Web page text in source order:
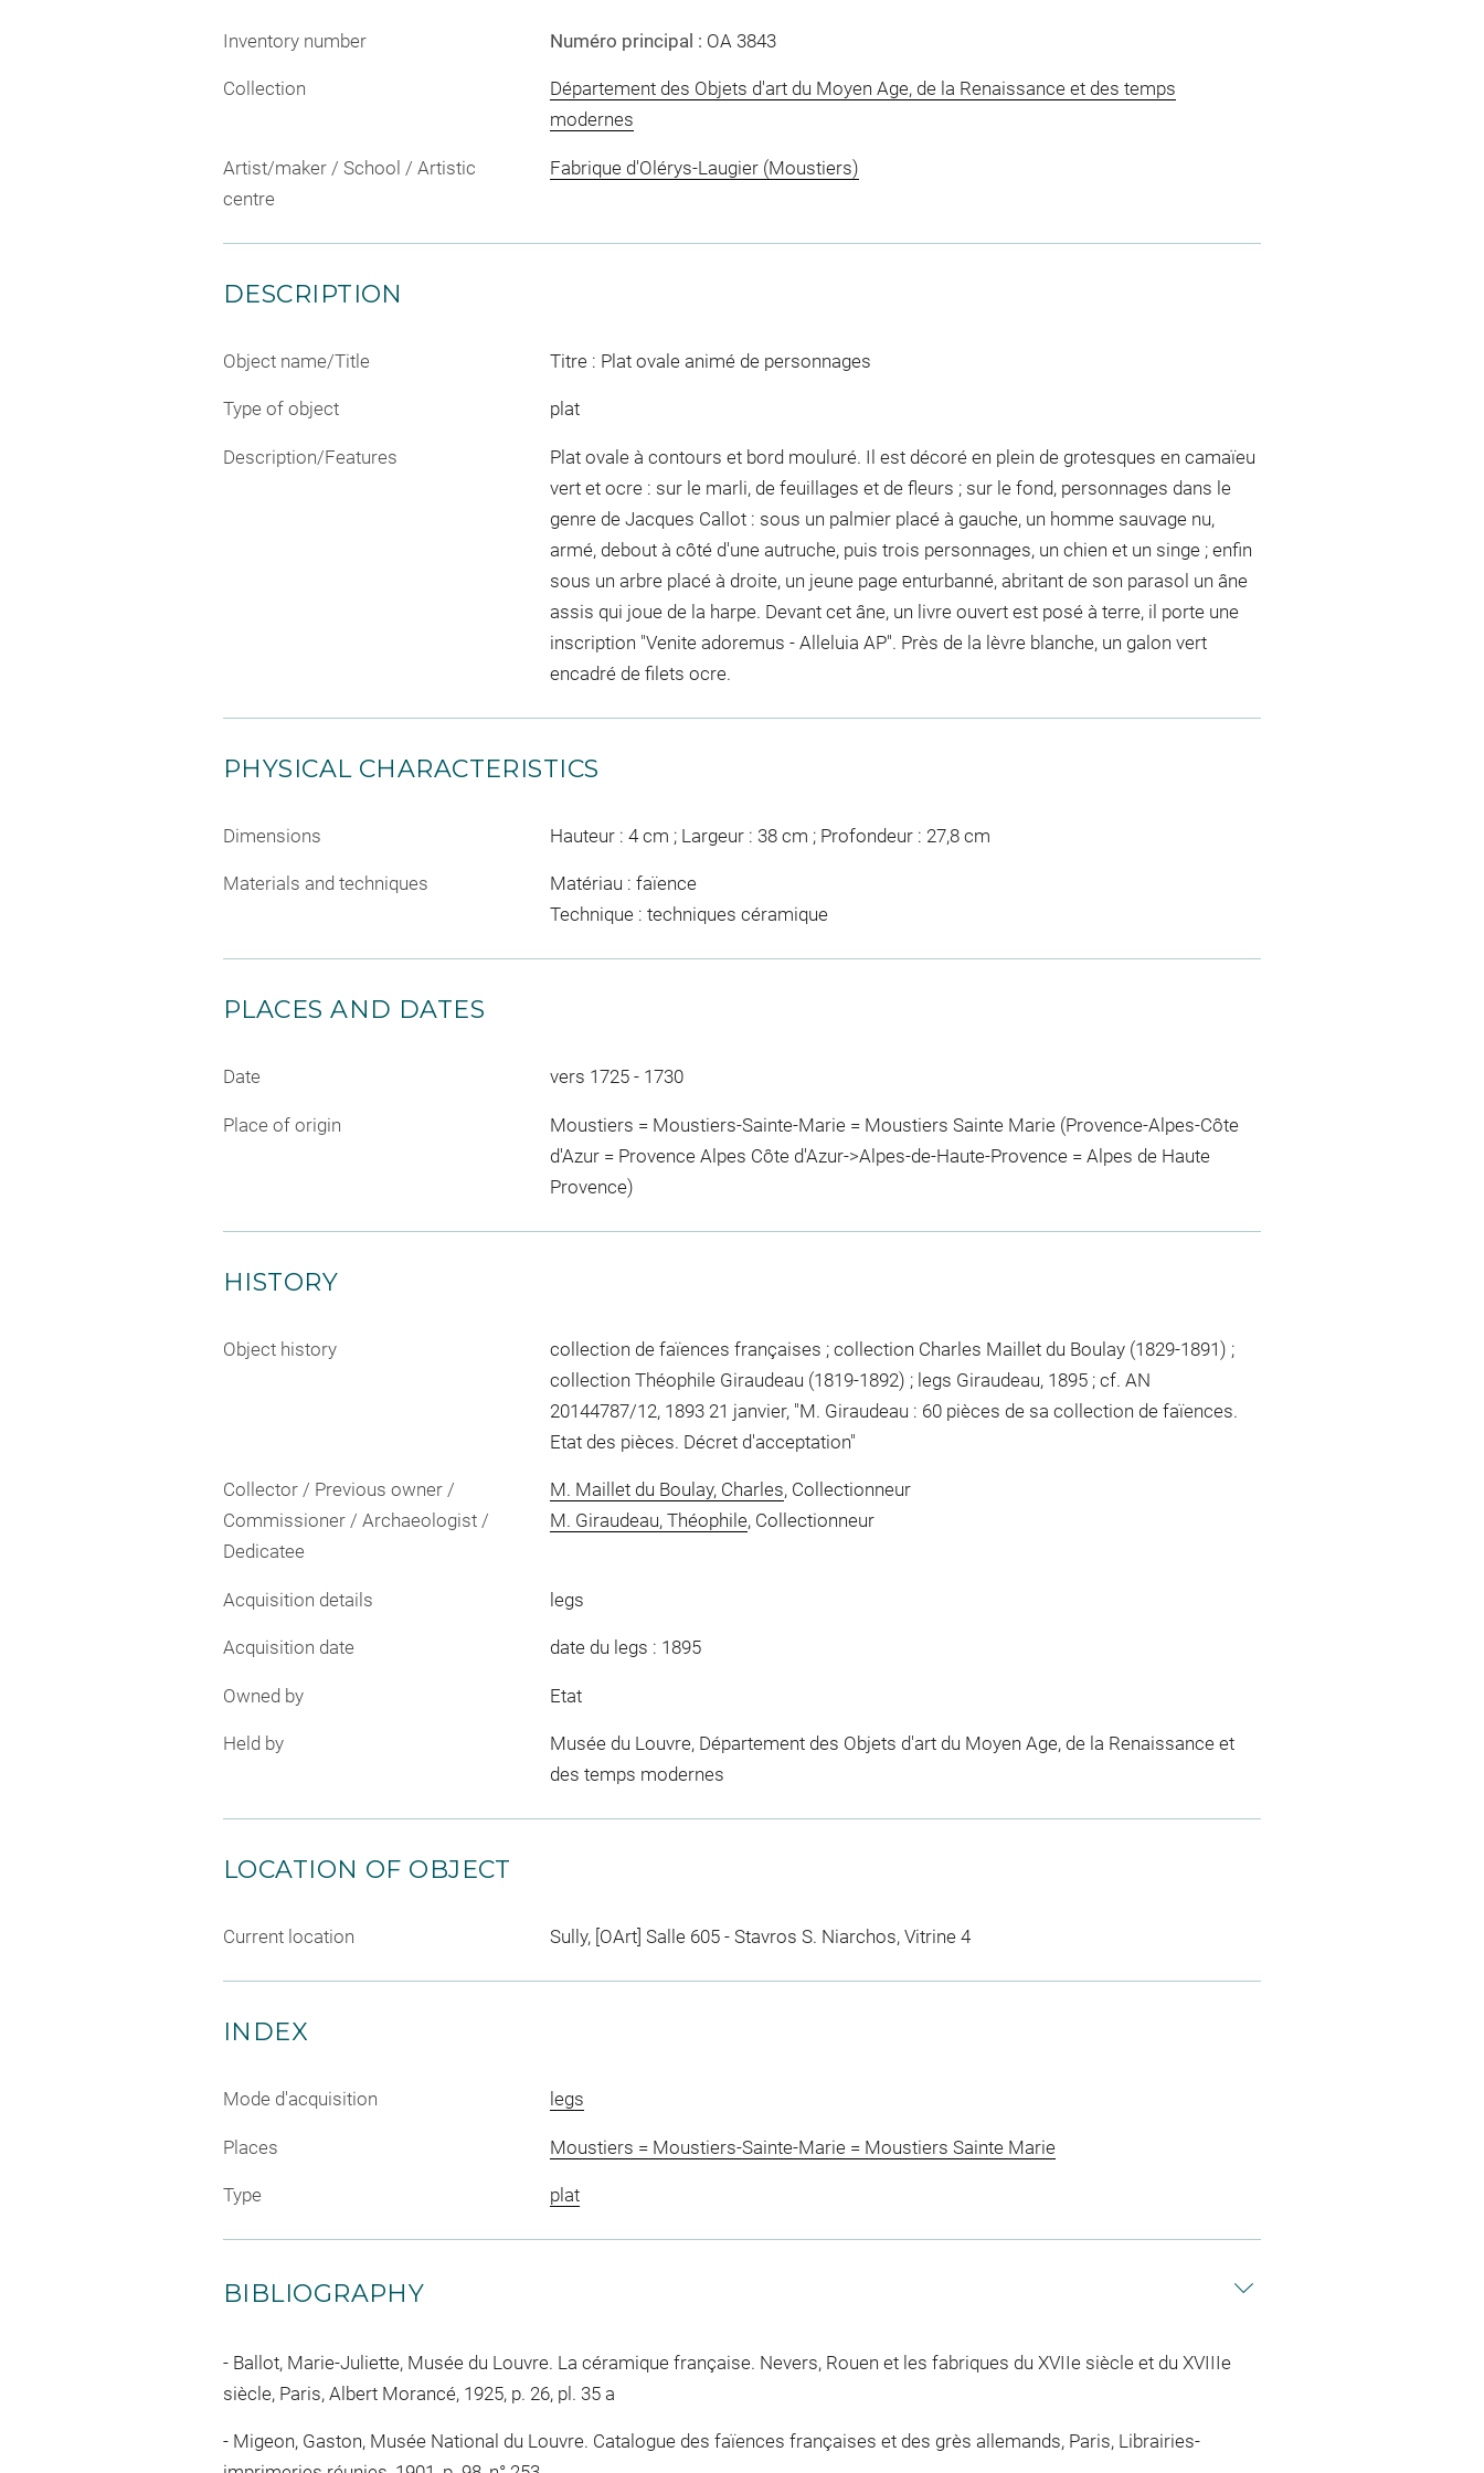
Inventory number Numéro principal : OA 3843
Collection
Département des Objets d'art du Moyen Age, de la Renaissance et des temps
modernes
Artist/maker / School / Artistic
centre
Fabrique d'Olérys-Laugier (Moustiers)
DESCRIPTION
Object name/Title Titre : Plat ovale animé de personnages
Type of object plat
Description/Features
Plat ovale à contours et bord mouluré. Il est décoré en plein de grotesques en camaïeu
vert et ocre : sur le marli, de feuillages et de fleurs ; sur le fond, personnages dans le
genre de Jacques Callot : sous un palmier placé à gauche, un homme sauvage nu,
armé, debout à côté d'une autruche, puis trois personnages, un chien et un singe ; enfin
sous un arbre placé à droite, un jeune page enturbanné, abritant de son parasol un âne
assis qui joue de la harpe. Devant cet âne, un livre ouvert est posé à terre, il porte une
inscription "Venite adoremus - Alleluia AP". Près de la lèvre blanche, un galon vert
encadré de filets ocre.
PHYSICAL CHARACTERISTICS
Dimensions Hauteur : 4 cm ; Largeur : 38 cm ; Profondeur : 27,8 cm
Materials and techniques
Matériau : faïence
Technique : techniques céramique
PLACES AND DATES
Date vers 1725 - 1730
Place of origin
Moustiers = Moustiers-Sainte-Marie = Moustiers Sainte Marie (Provence-Alpes-Côte
d'Azur = Provence Alpes Côte d'Azur->Alpes-de-Haute-Provence = Alpes de Haute
Provence)
HISTORY
Object history
collection de faïences françaises ; collection Charles Maillet du Boulay (1829-1891) ;
collection Théophile Giraudeau (1819-1892) ; legs Giraudeau, 1895 ; cf. AN
20144787/12, 1893 21 janvier, "M. Giraudeau : 60 pièces de sa collection de faïences.
Etat des pièces. Décret d'acceptation"
Collector / Previous owner /
Commissioner / Archaeologist /
Dedicatee
M. Maillet du Boulay, Charles, Collectionneur
M. Giraudeau, Théophile, Collectionneur
Acquisition details legs
Acquisition date date du legs : 1895
Owned by Etat
Held by
Musée du Louvre, Département des Objets d'art du Moyen Age, de la Renaissance et
des temps modernes
LOCATION OF OBJECT
Current location Sully, [OArt] Salle 605 - Stavros S. Niarchos, Vitrine 4
INDEX
Mode d'acquisition legs
Places Moustiers = Moustiers-Sainte-Marie = Moustiers Sainte Marie
Type plat
BIBLIOGRAPHY
Ballot, Marie-Juliette, Musée du Louvre. La céramique française. Nevers, Rouen et les fabriques du XVIIe siècle et du XVIIIe
siècle, Paris, Albert Morancé, 1925, p. 26, pl. 35 a
Migeon, Gaston, Musée National du Louvre. Catalogue des faïences françaises et des grès allemands, Paris, Librairies-